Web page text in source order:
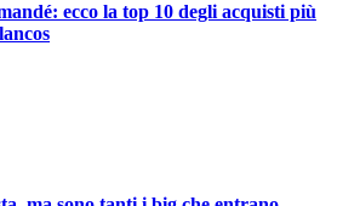
ecco la top 10 degli acquisti più